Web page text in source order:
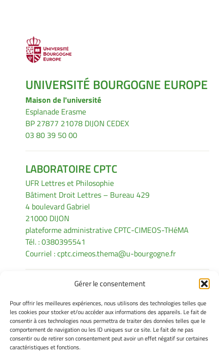
Gérer le consentement
Pour offrir les meilleures expériences, nous utilisons des technologies telles que
les cookies pour stocker et/ou accéder aux informations des appareils. Le fait de
consentir à ces technologies nous permettra de traiter des données telles que le
comportement de navigation ou les ID uniques sur ce site. Le fait de ne pas
consentir ou de retirer son consentement peut avoir un effet négatif sur certaines
caractéristiques et fonctions.
UNIVERSITÉ BOURGOGNE EUROPE
Maison de l'université
Esplanade Erasme
BP 27877 21078 DIJON CEDEX
03 80 39 50 00
LABORATOIRE CPTC
UFR Lettres et Philosophie
Bâtiment Droit Lettres – Bureau 429
4 boulevard Gabriel
21000 DIJON
plateforme administrative CPTC-CIMEOS-THéMA
Tél. : 0380395541
Courriel :cptc.cimeos.thema@u-bourgogne.fr
INFORMATIONS LÉGALES
Mentions légales
Gérer mes cookies
Politique de cookies
Déclaration de confidentialité